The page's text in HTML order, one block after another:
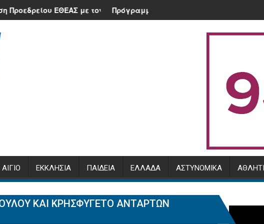
Κλειτορίας
ΕΘΕΑΣ με τον Υπουργό, Μ. Σχοινά και τον Διοικητή της ΑΑΔΕ
Πρόγραμμα Αρχιερατικής χοροστασίας μηνός
ΑΊΓΙΟ ΕΚΚΛΗΣΊΑ ΠΑΙΔΕΊΑ ΕΛΛΆΔΑ ΑΣΤΥΝΟΜΙΚΆ
ΚΑΙ ΚΡΗΣΦΥΓΕΤΟ ΑΝΤΑΡΤΩΝ